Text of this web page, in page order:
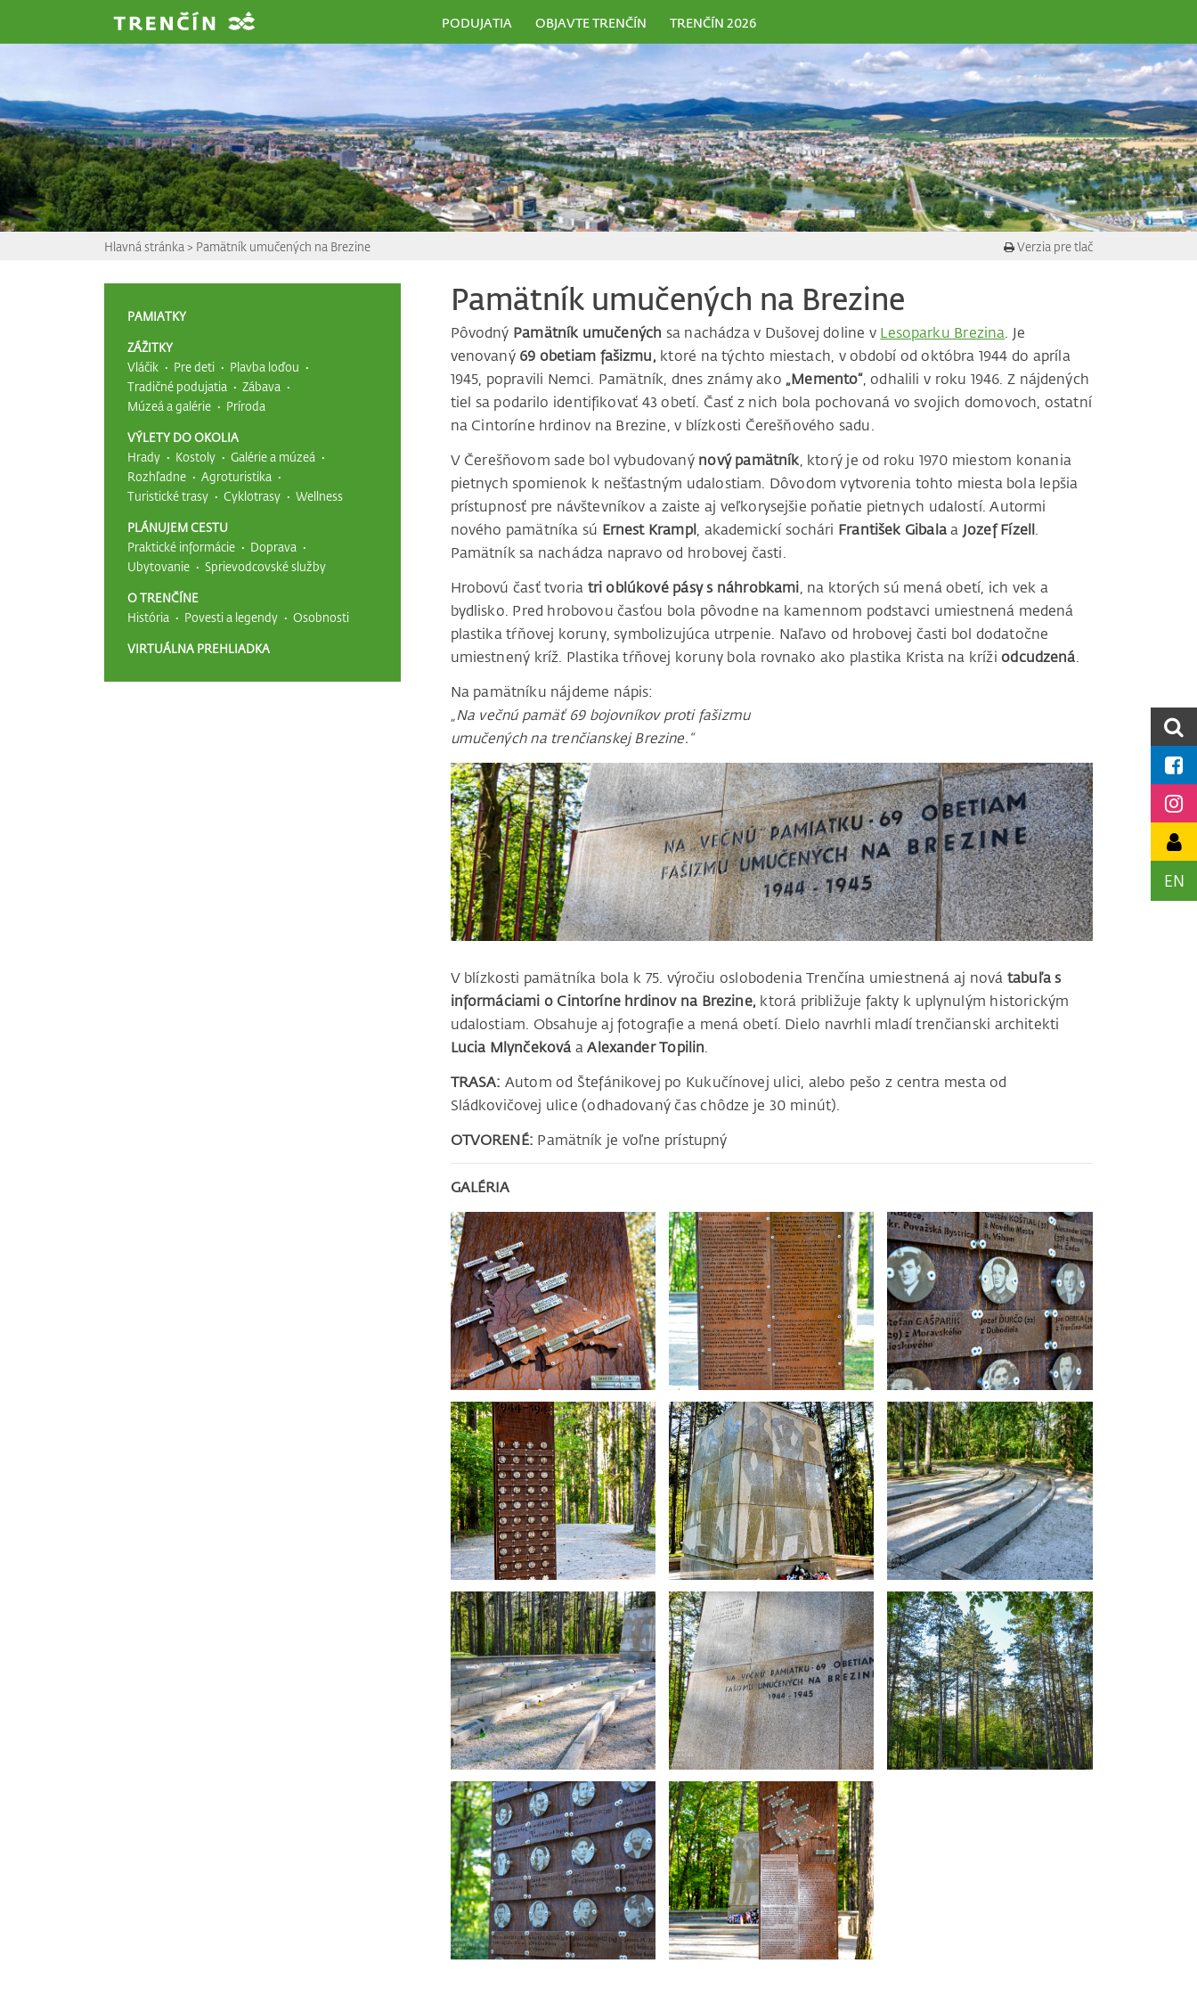
EN
PODUJATIA OBJAVTE TRENČÍN TRENČÍN 2026
Hlavná stránka > Pamätník umučených na Brezine Verzia pre tlač
PAMIATKY
ZÁŽITKY
Vláčik
Pre deti
Plavba loďou
Tradičné podujatia
Zábava
Múzeá a galérie
Príroda
VÝLETY DO OKOLIA
Hrady
Kostoly
Galérie a múzeá
Rozhľadne
Agroturistika
Turistické trasy
Cyklotrasy Wellness
PLÁNUJEM CESTU
Praktické informácie
Doprava
Ubytovanie
Sprievodcovské služby
O TRENČÍNE
História
Povesti a legendy Osobnosti
VIRTUÁLNA PREHLIADKA
Pamätník umučených na Brezine
Pôvodný Pamätník umučených sa nachádza v Dušovej doline v Lesoparku Brezina . Je
venovaný 69 obetiam fašizmu, ktoré na týchto miestach, v období od októbra 1944 do apríla
1945, popravili Nemci. Pamätník, dnes známy ako „Memento“, odhalili v roku 1946. Z nájdených
tiel sa podarilo identifikovať 43 obetí. Časť z nich bola pochovaná vo svojich domovoch, ostatní
na Cintoríne hrdinov na Brezine, v blízkosti Čerešňového sadu.
V Čerešňovom sade bol vybudovaný nový pamätník , ktorý je od roku 1970 miestom konania
pietnych spomienok k nešťastným udalostiam. Dôvodom vytvorenia tohto miesta bola lepšia
prístupnosť pre návštevníkov a zaiste aj veľkorysejšie poňatie pietnych udalostí. Autormi
nového pamätníka sú Ernest Krampl, akademickí sochári František Gibalaa Jozef Fízell
Pamätník sa nachádza napravo od hrobovej časti.
Hrobovú časť tvoria tri oblúkové pásy s náhrobkami , na ktorých sú mená obetí, ich vek a
bydlisko. Pred hrobovou časťou bola pôvodne na kamennom podstavci umiestnená medená
plastika tŕňovej koruny, symbolizujúca utrpenie. Naľavo od hrobovej časti bol dodatočne
umiestnený kríž. Plastika tŕňovej koruny bola rovnako ako plastika Krista na krížiodcudzená
Na pamätníku nájdeme nápis:
„Na večnú pamäť 69 bojovníkov proti fašizmu
umučených na trenčianskej Brezine.“
V blízkosti pamätníka bola k 75. výročiu oslobodenia Trenčína umiestnená aj nová tabuľa s
informáciami o Cintoríne hrdinov na Brezine, ktorá približuje fakty k uplynulým historickým
udalostiam. Obsahuje aj fotografie a mená obetí. Dielo navrhli mladí trenčianski architekti
Lucia Mlynčeková aAlexander Topilin
TRASA: Autom od Štefánikovej po Kukučínovej ulici, alebo pešo z centra mesta od
Sládkovičovej ulice (odhadovaný čas chôdze je 30 minút).
OTVORENÉ: Pamätník je voľne prístupný
GALÉRIA